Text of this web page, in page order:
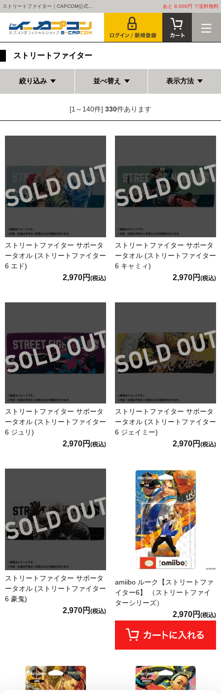
ストリートファイター｜CAPCOM公式... あと 8,000円 で送料無料
ストリートファイター
絞り込み 並べ替え 表示方法
[1～140件] 330件あります
ストリートファイター サポータ
ータオル (ストリートファイター
6 エド)
2,970円 (税込)
ストリートファイター サポータ
ータオル (ストリートファイター
6 キャミィ)
2,970円 (税込)
ストリートファイター サポータ
ータオル (ストリートファイター
6 ジュリ)
2,970円 (税込)
ストリートファイター サポータ
ータオル (ストリートファイター
6 ジェイミー)
2,970円 (税込)
ストリートファイター サポータ
ータオル (ストリートファイター
6 豪鬼)
2,970円 (税込)
amiibo ルーク【ストリートファ
イター6】 （ストリートファイ
ターシリーズ）
2,970円 (税込)